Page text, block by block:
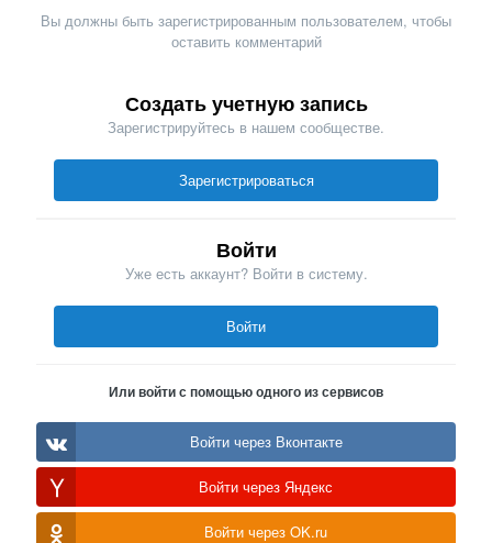
Вы должны быть зарегистрированным пользователем, чтобы
оставить комментарий
Создать учетную запись
Зарегистрируйтесь в нашем сообществе.
Зарегистрироваться
Войти
Уже есть аккаунт? Войти в систему.
Войти
Или войти с помощью одного из сервисов
Войти через Вконтакте
Войти через Яндекс
Войти через OK.ru